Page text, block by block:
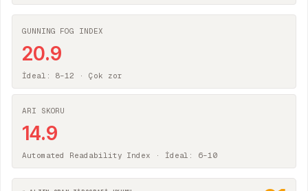
GUNNING FOG INDEX
20.9
İdeal: 8–12 · Çok zor
ARI SKORU
14.9
Automated Readability Index · İdeal: 6–10